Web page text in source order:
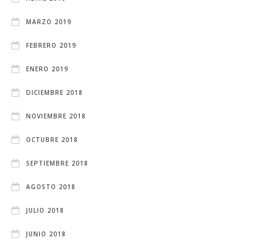
MARZO 2019
FEBRERO 2019
ENERO 2019
DICIEMBRE 2018
NOVIEMBRE 2018
OCTUBRE 2018
SEPTIEMBRE 2018
AGOSTO 2018
JULIO 2018
JUNIO 2018